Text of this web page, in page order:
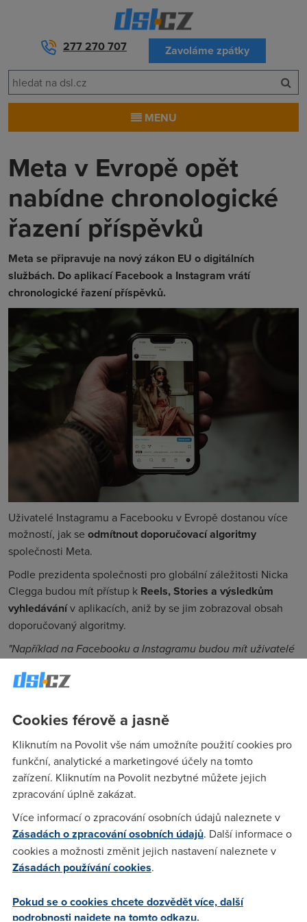
277 270 707 Zavoláme zpátky
MENU
Meta v Evropě opět
nabídne chronologické
řazení příspěvků
Meta se připravuje na nový zákon EU o digitálních
službách. Do aplikací Facebook a Instagram vrátí
chronologické řazení příspěvků.
Uživatelé Instagramu a Facebooku v Evropě dostanou více
možností, jak se odmítnout doporučovací algoritmy
společnosti Meta.
Podle prezidenta společnosti pro globální záležitosti Nicka
Clegga budou mít přístup k Reels, Stories a výsledkům
vyhledávánív aplikacích, aniž by se jim zobrazoval obsah
doporučovaný algoritmy.
"Například na Facebooku a Instagramu budou mít uživatelé
sledují, seřazené v chronologickém pořadí od nejnovějšího
"Budou si také moci zobrazit výsledky vyhledávání založené
pouze na slovech, která zadají, a nikoli personalizované
podle jejich předchozí aktivity a osobních zájmů,"píše se
dále v blogovém článku.
Společnost Meta zavádí tyto změny, aby vyhověla novému
zákonu EU o digitálních službách (DSA), který ovlivní
způsob, jakým technologické společnosti moderují obsah na
svých platformách.
DSA zejména vyžaduje, aby velké online platformy umožnily
Novinka by se měla v aplikacích projevit
Cookies férově a jasně
Kliknutím na Povolit vše nám umožníte použití cookies pro
funkční, analytické a marketingové účely na tomto
zařízení. Kliknutím na Povolit nezbytné můžete jejich
zpracování úplně zakázat.
Více informací o zpracování osobních údajů naleznete v
Zásadách o zpracování osobních údajů. Další informace o
cookies a možnosti změnit jejich nastavení naleznete v
Zásadách používání cookies.
Pokud se o cookies chcete dozvědět více, další
podrobnosti najdete na tomto odkazu.